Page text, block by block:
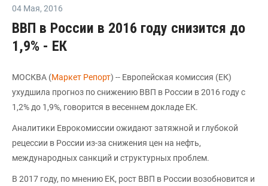
04 Мая, 2016
ВВП в России в 2016 году снизится до
1,9% - ЕК
МОСКВА (Маркет Репорт) -- Европейская комиссия (ЕК)
ухудшила прогноз по снижению ВВП в России в 2016 году с
1,2% до 1,9%, говорится в весеннем докладе ЕК.
Аналитики Еврокомиссии ожидают затяжной и глубокой
рецессии в России из-за снижения цен на нефть,
международных санкций и структурных проблем.
В 2017 году, по мнению ЕК, рост ВВП в России возобновится и